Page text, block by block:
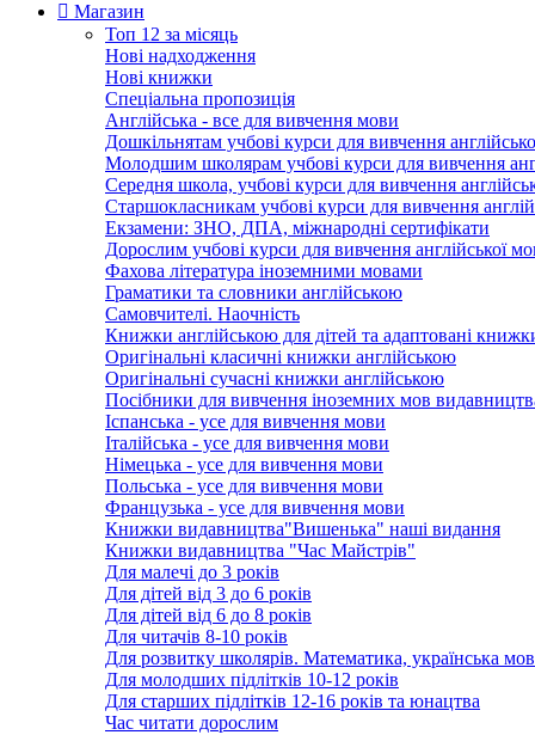
Магазин
Топ 12 за місяць
Нові надходження
Нові книжки
Спеціальна пропозиція
Англійська - все для вивчення мови
Дошкільнятам учбові курси для вивчення
Молодшим школярам учбові курси для вивчення
Середня школа, учбові курси для вивчення
Старшокласникам учбові курси для вивчення
Екзамени: ЗНО, ДПА, міжнародні сертифікати
Дорослим учбові курси для вивчення англійської
Фахова література іноземними мовами
Граматики та словники англійською
Самовчителі. Наочність
Книжки англійською для дітей та адаптовані
Оригінальні класичні книжки англійською
Оригінальні сучасні книжки англійською
Посібники для вивчення іноземних мов
Іспанська - усе для вивчення мови
Італійська - усе для вивчення мови
Німецька - усе для вивчення мови
Польська - усе для вивчення мови
Французька - усе для вивчення мови
Книжки видавництва"Вишенька" наші видання
Книжки видавництва "Час Майстрів"
Для малечі до 3 років
Для дітей від 3 до 6 років
Для дітей від 6 до 8 років
Для читачів 8-10 років
Для розвитку школярів. Математика, українська
Для молодших підлітків 10-12 років
Для старших підлітків 12-16 років та юнацтва
Час читати дорослим